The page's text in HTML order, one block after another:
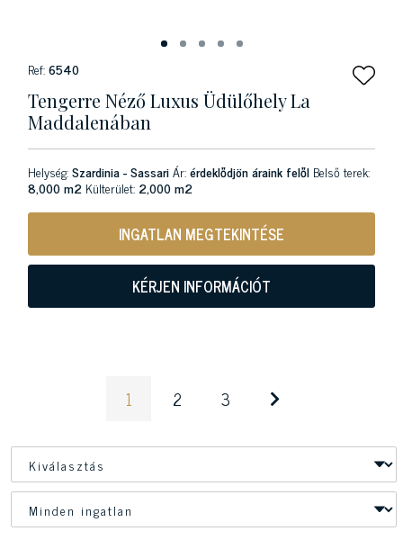
Ref:6540
Tengerre Néző Luxus Üdülőhely La
Maddalenában
Helység:Szardinia - SassariÁr:érdeklődjön áraink felől Belső terek:
8,000 m2 Külterület: 2,000 m2
INGATLAN MEGTEKINTÉSE
KÉRJEN INFORMÁCIÓT
1 2 3